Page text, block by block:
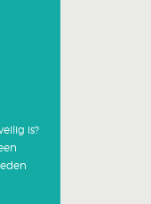
is?